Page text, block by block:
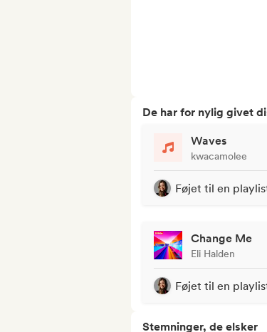
De har for nylig givet
Waves
kwacamolee
Føjet til en
Change Me
Eli Halden
Føjet til en
Stemninger, de elsker